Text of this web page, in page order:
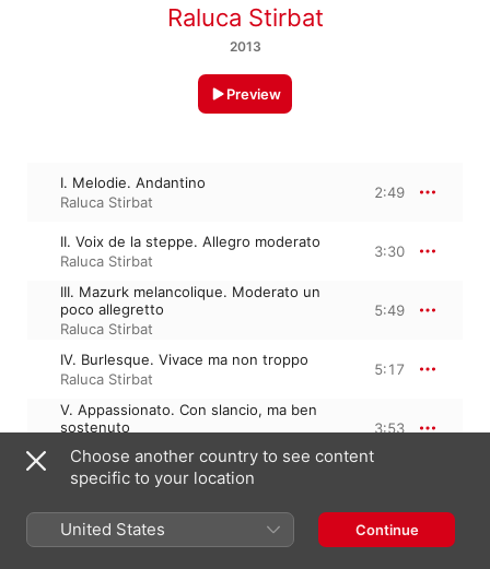
Raluca Stirbat
2013
Preview
I. Melodie. Andantino
Raluca Stirbat
2:49
II. Voix de la steppe. Allegro moderato
Raluca Stirbat
3:30
III. Mazurk melancolique. Moderato un
poco allegretto
Raluca Stirbat
5:49
IV. Burlesque. Vivace ma non troppo
Raluca Stirbat
5:17
V. Appassionato. Con slancio, ma ben
sostenuto
Raluca Stirbat
3:53
VI. Choral. Moderato, non troppo lento
VII. Carillon nocturne. L'istesso tempo
(Moderato, non troppo lento)
5:56
Choose another country to see content
specific to your location
United States Continue